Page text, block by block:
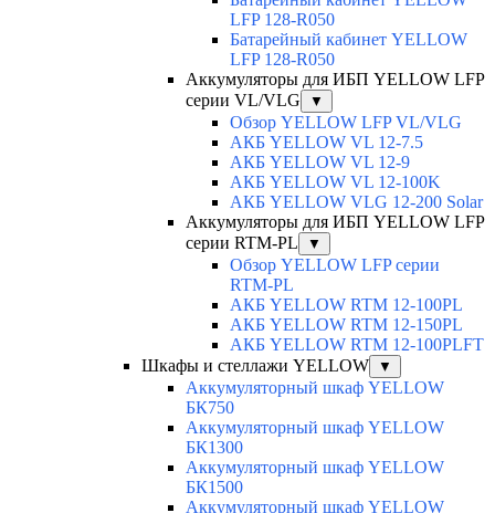
LFP 128-R050
Батарейный кабинет YELLOW
LFP 128-R050
Аккумуляторы для ИБП YELLOW LFP
серии VL/VLG
▼
Обзор YELLOW LFP VL/VLG
АКБ YELLOW VL 12-7.5
АКБ YELLOW VL 12-9
АКБ YELLOW VL 12-100K
АКБ YELLOW VLG 12-200 Solar
Аккумуляторы для ИБП YELLOW LFP
серии RTM-PL
▼
Обзор YELLOW LFP серии
RTM-PL
АКБ YELLOW RTM 12-100PL
АКБ YELLOW RTM 12-150PL
АКБ YELLOW RTM 12-100PLFT
Шкафы и стеллажи YELLOW
▼
Аккумуляторный шкаф YELLOW
БК750
Аккумуляторный шкаф YELLOW
БК1300
Аккумуляторный шкаф YELLOW
БК1500
Аккумуляторный шкаф YELLOW